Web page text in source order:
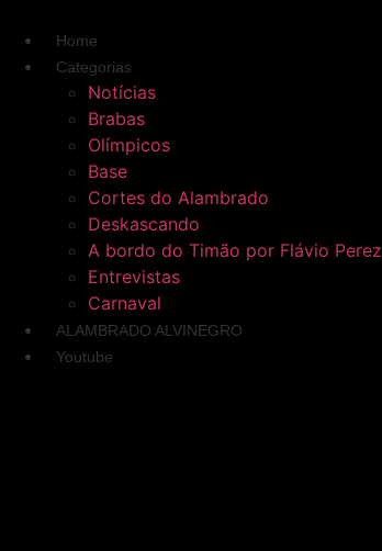
para
conteúdo
Home
Categorias
Notícias
Brabas
Olímpicos
Base
Cortes do Alambrado
Deskascando
A bordo do Timão por Flávio Perez
Entrevistas
Carnaval
ALAMBRADO ALVINEGRO
Youtube